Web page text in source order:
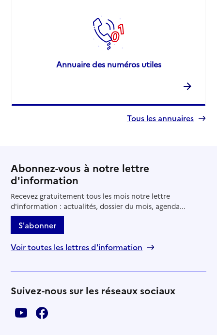
Annuaire des numéros utiles
Tous les annuaires
Abonnez-vous à notre lettre
d'information
Recevez gratuitement tous les mois notre lettre
d'information : actualités, dossier du mois, agenda...
S'abonner
Voir toutes les lettres d'information
Suivez-nous sur les réseaux sociaux